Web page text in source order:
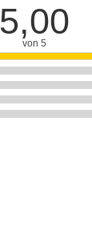
5,00
von 5